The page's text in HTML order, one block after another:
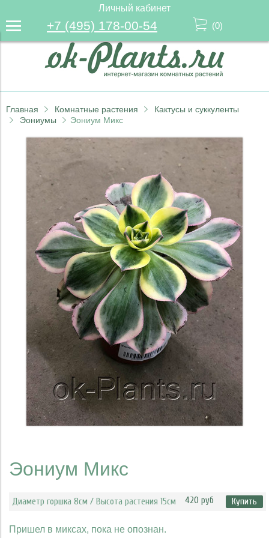
Личный кабинет
+7 (495) 178-00-54 (0)
Главная Комнатные растения
Кактусы и суккуленты
Эониумы
Эониум Микс
Эониум Микс
Диаметр горшка 8см / Высота растения 15см 420 руб Купить
Пришел в миксах, пока не опознан.